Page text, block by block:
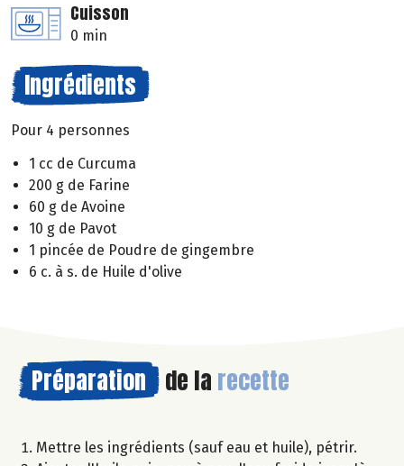
Cuisson
0 min
Ingrédients
Pour 4 personnes
1 cc de Curcuma
200 g de Farine
60 g de Avoine
10 g de Pavot
1 pincée de Poudre de gingembre
6 c. à s. de Huile d'olive
Préparation de la recette
Mettre les ingrédients (sauf eau et huile), pétrir.